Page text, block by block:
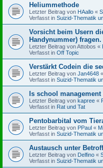
Heliummethode
Letzter Beitrag von HAallo «
Verfasst in Suizid-Thematik
Vorsicht beim Usern
Handynummer) fragen.
Letzter Beitrag vonAttobos «
Verfasst in Off Topic
Verstärkt Codein die
Letzter Beitrag von Jan4648 «
Verfasst in Suizid-Thematik
Is school management
Letzter Beitrag von kapree «
Verfasst in Rat und Tat
Pentobarbital vom
Letzter Beitrag von PPaul «
Verfasst in Suizid-Thematik
Austausch unter
Letzter Beitrag von Delfino «
Verfasst in Suizid-Thematik